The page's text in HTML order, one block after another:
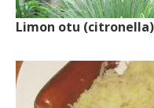
Limon otu (citronella)